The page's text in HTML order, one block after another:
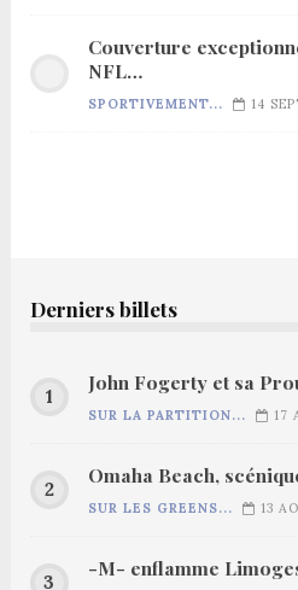
Couverture
NFL…
SPORTIVEMENT... 14
Derniers billets
John Fogerty et sa
SUR LA PARTITION... 17
Omaha Beach,
SUR LES GREENS... 13
-M- enflamme